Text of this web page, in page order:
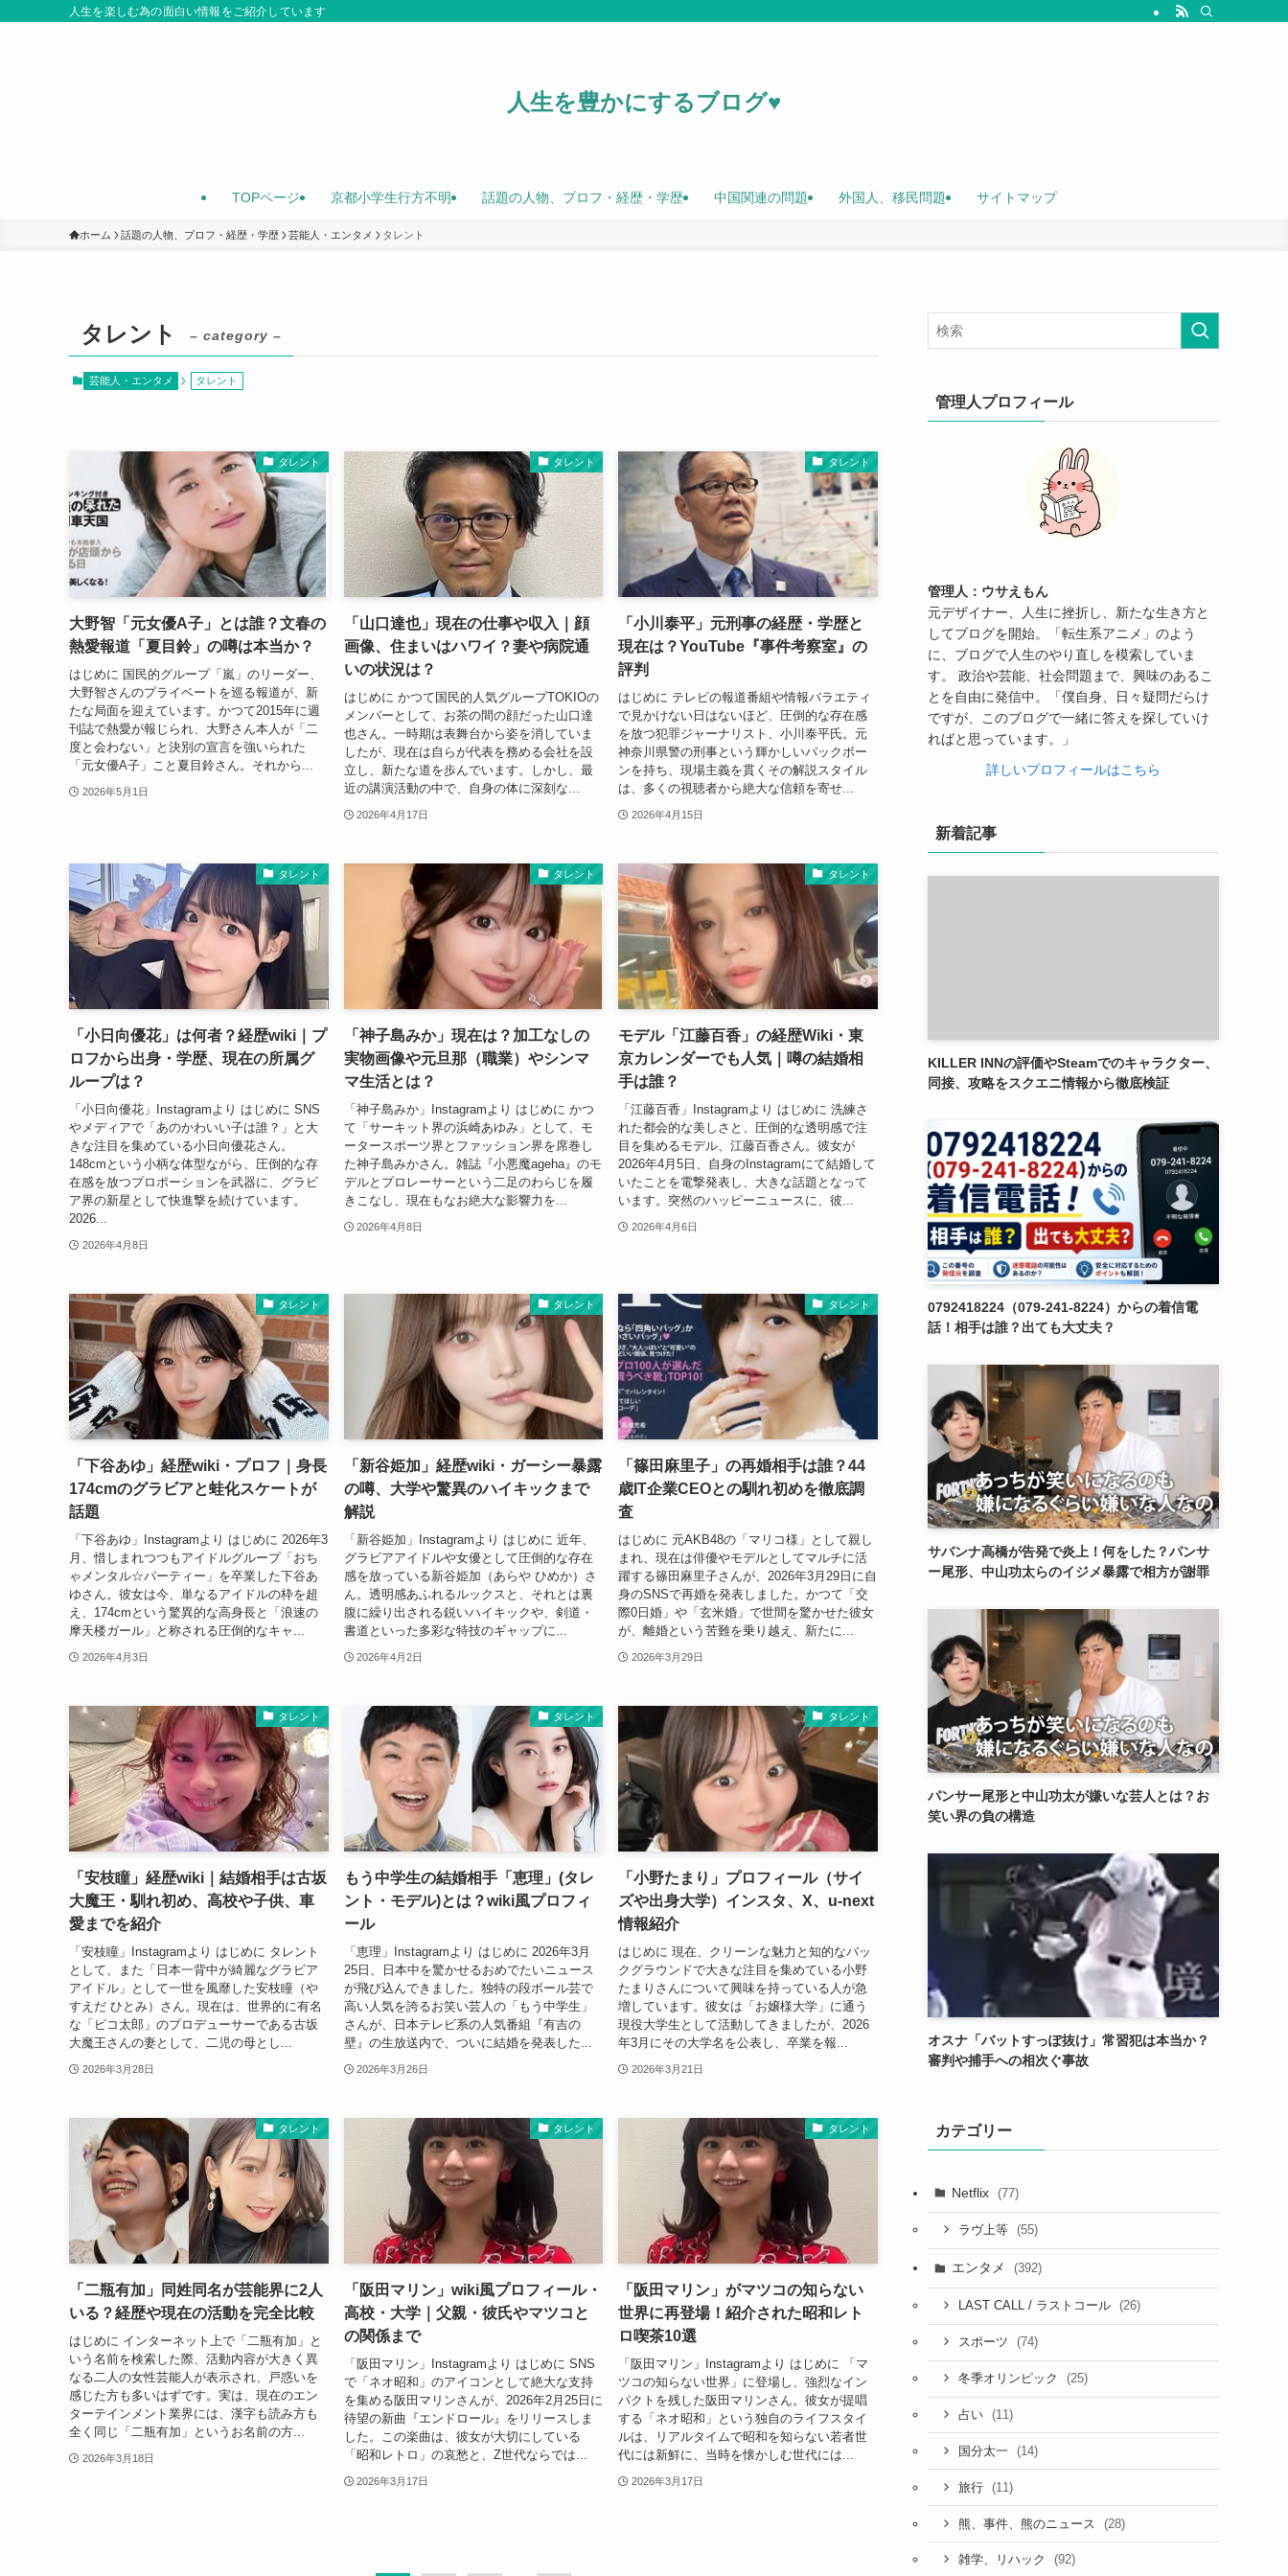
人生を楽しむ為の面白い情報をご紹介しています
人生を豊かにするブログ♥
TOPページ 京都小学生行方不明 話題の人物、プロフ・経歴・学歴 中国関連の問題 外国人、移民問題 サイトマップ
ホーム 話題の人物、プロフ・経歴・学歴 芸能人・エンタメ タレント
タレント – category –
芸能人・エンタメ タレント
タレント
大野智「元女優A子」とは誰？文春の
熱愛報道「夏目鈴」の噂は本当か？
はじめに 国民的グループ「嵐」のリーダー、
大野智さんのプライベートを巡る報道が、新
たな局面を迎えています。かつて2015年に週
刊誌で熱愛が報じられ、大野さん本人が「二
度と会わない」と決別の宣言を強いられた
「元女優A子」こと夏目鈴さん。それから...
2026年5月1日
タレント
「山口達也」現在の仕事や収入｜顔
画像、住まいはハワイ？妻や病院通
いの状況は？
はじめに かつて国民的人気グループTOKIOの
メンバーとして、お茶の間の顔だった山口達
也さん。一時期は表舞台から姿を消していま
したが、現在は自らが代表を務める会社を設
立し、新たな道を歩んでいます。しかし、最
近の講演活動の中で、自身の体に深刻な...
2026年4月17日
タレント
「小川泰平」元刑事の経歴・学歴と
現在は？YouTube『事件考察室』の
評判
はじめに テレビの報道番組や情報バラエティ
で見かけない日はないほど、圧倒的な存在感
を放つ犯罪ジャーナリスト、小川泰平氏。元
神奈川県警の刑事という輝かしいバックボー
ンを持ち、現場主義を貫くその解説スタイル
は、多くの視聴者から絶大な信頼を寄せ...
2026年4月15日
タレント
「小日向優花」は何者？経歴wiki｜プ
ロフから出身・学歴、現在の所属グ
ループは？
「小日向優花」Instagramより はじめに SNS
やメディアで「あのかわいい子は誰？」と大
きな注目を集めている小日向優花さん。
148cmという小柄な体型ながら、圧倒的な存
在感を放つプロポーションを武器に、グラビ
ア界の新星として快進撃を続けています。
2026...
2026年4月8日
タレント
「神子島みか」現在は？加工なしの
実物画像や元旦那（職業）やシンマ
マ生活とは？
「神子島みか」Instagramより はじめに かつ
て「サーキット界の浜崎あゆみ」として、モ
ータースポーツ界とファッション界を席巻し
た神子島みかさん。雑誌『小悪魔ageha』のモ
デルとプロレーサーという二足のわらじを履
きこなし、現在もなお絶大な影響力を...
2026年4月8日
タレント
モデル「江藤百香」の経歴Wiki・東
京カレンダーでも人気｜噂の結婚相
手は誰？
「江藤百香」Instagramより はじめに 洗練さ
れた都会的な美しさと、圧倒的な透明感で注
目を集めるモデル、江藤百香さん。彼女が
2026年4月5日、自身のInstagramにて結婚して
いたことを電撃発表し、大きな話題となって
います。突然のハッピーニュースに、彼...
2026年4月6日
タレント
「下谷あゆ」経歴wiki・プロフ｜身長
174cmのグラビアと蛙化スケートが
話題
「下谷あゆ」Instagramより はじめに 2026年3
月、惜しまれつつもアイドルグループ「おち
ゃメンタル☆パーティー」を卒業した下谷あ
ゆさん。彼女は今、単なるアイドルの枠を超
え、174cmという驚異的な高身長と「浪速の
摩天楼ガール」と称される圧倒的なキャ...
2026年4月3日
タレント
「新谷姫加」経歴wiki・ガーシー暴露
の噂、大学や驚異のハイキックまで
解説
「新谷姫加」Instagramより はじめに 近年、
グラビアアイドルや女優として圧倒的な存在
感を放っている新谷姫加（あらや ひめか）さ
ん。透明感あふれるルックスと、それとは裏
腹に繰り出される鋭いハイキックや、剣道・
書道といった多彩な特技のギャップに...
2026年4月2日
タレント
「篠田麻里子」の再婚相手は誰？44
歳IT企業CEOとの馴れ初めを徹底調
査
はじめに 元AKB48の「マリコ様」として親し
まれ、現在は俳優やモデルとしてマルチに活
躍する篠田麻里子さんが、2026年3月29日に自
身のSNSで再婚を発表しました。かつて「交
際0日婚」や「玄米婚」で世間を驚かせた彼女
が、離婚という苦難を乗り越え、新たに...
2026年3月29日
タレント
「安枝瞳」経歴wiki｜結婚相手は古坂
大魔王・馴れ初め、高校や子供、車
愛までを紹介
「安枝瞳」Instagramより はじめに タレント
として、また「日本一背中が綺麗なグラビア
アイドル」として一世を風靡した安枝瞳（や
すえだ ひとみ）さん。現在は、世界的に有名
な「ピコ太郎」のプロデューサーである古坂
大魔王さんの妻として、二児の母とし...
2026年3月28日
タレント
もう中学生の結婚相手「恵理」(タレ
ント・モデル)とは？wiki風プロフィ
ール
「恵理」Instagramより はじめに 2026年3月
25日、日本中を驚かせるおめでたいニュース
が飛び込んできました。独特の段ボール芸で
高い人気を誇るお笑い芸人の「もう中学生」
さんが、日本テレビ系の人気番組『有吉の
壁』の生放送内で、ついに結婚を発表した...
2026年3月26日
タレント
「小野たまり」プロフィール（サイ
ズや出身大学）インスタ、X、u-next
情報紹介
はじめに 現在、クリーンな魅力と知的なバッ
クグラウンドで大きな注目を集めている小野
たまりさんについて興味を持っている人が急
増しています。彼女は「お嬢様大学」に通う
現役大学生として活動してきましたが、2026
年3月にその大学名を公表し、卒業を報...
2026年3月21日
タレント
「二瓶有加」同姓同名が芸能界に2人
いる？経歴や現在の活動を完全比較
はじめに インターネット上で「二瓶有加」と
いう名前を検索した際、活動内容が大きく異
なる二人の女性芸能人が表示され、戸惑いを
感じた方も多いはずです。実は、現在のエン
ターテインメント業界には、漢字も読み方も
全く同じ「二瓶有加」というお名前の方...
2026年3月18日
タレント
「阪田マリン」wiki風プロフィール・
高校・大学｜父親・彼氏やマツコと
の関係まで
「阪田マリン」Instagramより はじめに SNS
で「ネオ昭和」のアイコンとして絶大な支持
を集める阪田マリンさんが、2026年2月25日に
待望の新曲『エンドロール』をリリースしま
した。この楽曲は、彼女が大切にしている
「昭和レトロ」の哀愁と、Z世代ならでは...
2026年3月17日
タレント
「阪田マリン」がマツコの知らない
世界に再登場！紹介された昭和レト
ロ喫茶10選
「阪田マリン」Instagramより はじめに 「マ
ツコの知らない世界」に登場し、強烈なイン
パクトを残した阪田マリンさん。彼女が提唱
する「ネオ昭和」という独自のライフスタイ
ルは、リアルタイムで昭和を知らない若者世
代には新鮮に、当時を懐かしむ世代には...
2026年3月17日
管理人プロフィール
管理人：ウサえもん
元デザイナー、人生に挫折し、新たな生き方と
してブログを開始。「転生系アニメ」のよう
に、ブログで人生のやり直しを模索していま
す。 政治や芸能、社会問題まで、興味のあるこ
とを自由に発信中。「僕自身、日々疑問だらけ
ですが、このブログで一緒に答えを探していけ
ればと思っています。」
詳しいプロフィールはこちら
新着記事
KILLER INNの評価やSteamでのキャラクター、
同接、攻略をスクエニ情報から徹底検証
0792418224（079-241-8224）からの着信電
話！相手は誰？出ても大丈夫？
サバンナ高橋が告発で炎上！何をした？パンサ
ー尾形、中山功太らのイジメ暴露で相方が謝罪
パンサー尾形と中山功太が嫌いな芸人とは？お
笑い界の負の構造
オスナ「バットすっぽ抜け」常習犯は本当か？
審判や捕手への相次ぐ事故
カテゴリー
Netflix (77)
ラヴ上等 (55)
エンタメ (392)
LAST CALL / ラストコール (26)
スポーツ (74)
冬季オリンピック (25)
占い (11)
国分太一 (14)
旅行 (11)
熊、事件、熊のニュース (28)
雑学、リハック (92)